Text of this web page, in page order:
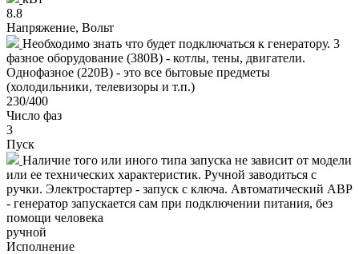
8.8
Напряжение, Вольт
Необходимо знать что будет подключаться к генератору. 3
фазное оборудование (380В) - котлы, тены, двигатели.
Однофазное (220В) - это все бытовые предметы
(холодильники, телевизоры и т.п.)
230/400
Число фаз
3
Пуск
Наличие того или иного типа запуска не зависит от модели
или ее технических характеристик. Ручной заводиться с
ручки. Электростартер - запуск с ключа. Автоматический АВР
- генератор запускается сам при подключении питания, без
помощи человека
ручной
Исполнение